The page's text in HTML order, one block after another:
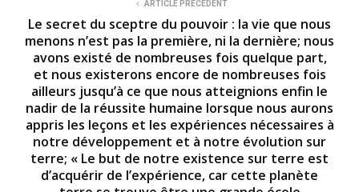
ARTICLE PRÉCÉDENT
Le secret du sceptre du pouvoir : la vie que nous
menons n’est pas la première, ni la dernière; nous
avons existé de nombreuses fois quelque part,
et nous existerons encore de nombreuses fois
ailleurs jusqu’à ce que nous atteignions enfin le
nadir de la réussite humaine lorsque nous aurons
appris les leçons et les expériences nécessaires à
notre développement et à notre évolution sur
terre; « Le but de notre existence sur terre est
d’acquérir de l’expérience, car cette planète